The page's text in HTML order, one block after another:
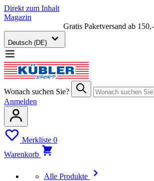
Direkt zum Inhalt
Magazin
Gratis Paketversand ab
Deutsch (DE)
Wonach suchen Sie?
Anmelden
Merkliste 0
Warenkorb
Alle Produkte